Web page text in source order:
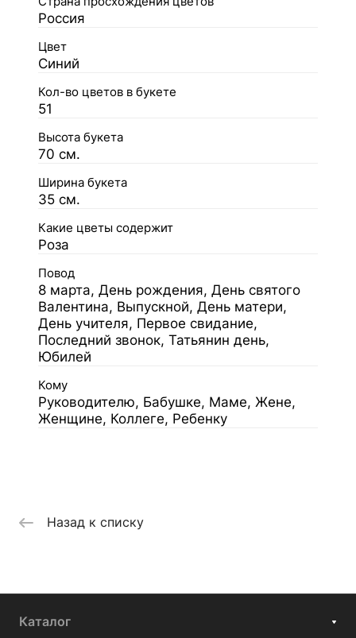
Россия
Цвет
Синий
Кол-во цветов в букете
51
Высота букета
70 см.
Ширина букета
35 см.
Какие цветы содержит
Роза
Повод
8 марта, День рождения, День святого
Валентина, Выпускной, День матери,
День учителя, Первое свидание,
Последний звонок, Татьянин день,
Юбилей
Кому
Руководителю, Бабушке, Маме, Жене,
Женщине, Коллеге, Ребенку
Назад к списку
Каталог